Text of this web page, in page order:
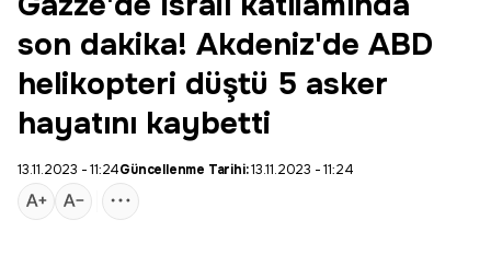
son dakika! Akdeniz'de ABD
helikopteri düştü 5 asker
hayatını kaybetti
13.11.2023 - 11:24Güncellenme Tarihi:13.11.2023 - 11:24